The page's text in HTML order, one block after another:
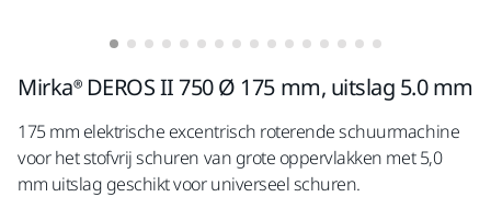
Mirka® DEROS II 750 Ø 175 mm, uitslag 5.0 mm
175 mm elektrische excentrisch roterende schuurmachine
voor het stofvrij schuren van grote oppervlakken met 5,0
mm uitslag geschikt voor universeel schuren.